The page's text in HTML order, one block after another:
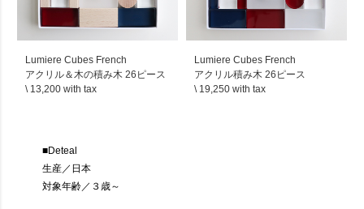
Lumiere Cubes French
アクリル＆木の積み木 26ピース
\ 13,200 with tax
Lumiere Cubes French
アクリル積み木 26ピース
\ 19,250 with tax
■Deteal
生産／日本
対象年齢／３歳～